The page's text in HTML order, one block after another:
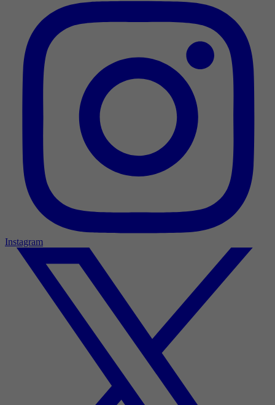
Instagram